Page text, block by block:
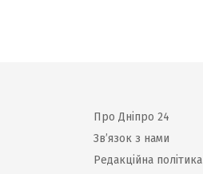
Про Дніпро 24
Зв’язок з нами
Редакційна політика